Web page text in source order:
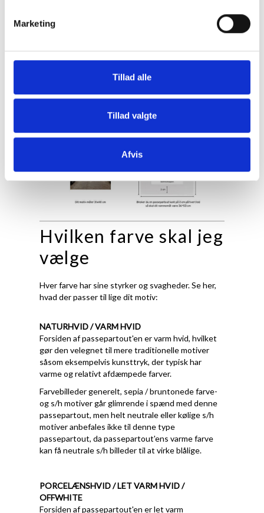
Marketing
Tillad alle
Tillad valgte
Afvis
Hvilken farve skal jeg
vælge
Hver farve har sine styrker og svagheder. Se her,
hvad der passer til lige dit motiv:
NATURHVID / VARM HVID
Forsiden af passepartout'en er varm hvid, hvilket
gør den velegnet til mere traditionelle motiver
såsom eksempelvis kunsttryk, der typisk har
varme og relativt afdæmpede farver.
Farvebilleder generelt, sepia / bruntonede farve-
og s/h motiver går glimrende i spænd med denne
passepartout, men helt neutrale eller kølige s/h
motiver anbefales ikke til denne type
passepartout, da passepartout'ens varme farve
kan få neutrale s/h billeder til at virke blålige.
PORCELÆNSHVID / LET VARM HVID /
OFFWHITE
Forsiden af passepartout'en er let varm